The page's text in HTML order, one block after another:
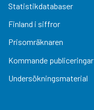
Statistikdatabaser
Finland i siffror
Prisomräknaren
Kommande publiceringar
Undersökningsmaterial